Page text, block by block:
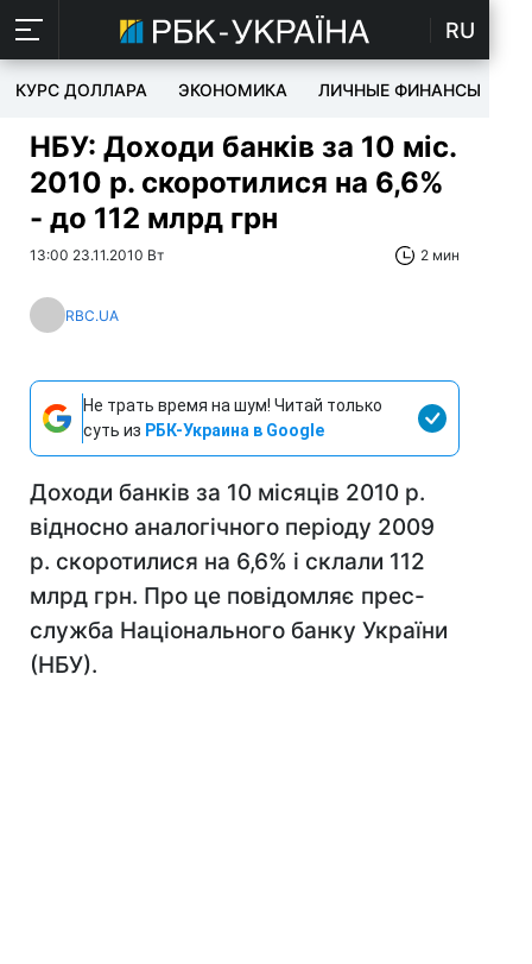
RU
КУРС ДОЛЛАРА ЭКОНОМИКА ЛИЧНЫЕ ФИНАНСЫ
НБУ: Доходи банків за 10 міс.
2010 р. скоротилися на 6,6%
- до 112 млрд грн
13:00 23.11.2010 Вт 2 мин
RBC.UA
Не трать время на шум! Читай только
суть из РБК-Украина в Google
Доходи банків за 10 місяців 2010 р.
відносно аналогічного періоду 2009
р. скоротилися на 6,6% і склали 112
млрд грн. Про це повідомляє прес-
служба Національного банку України
(НБУ).